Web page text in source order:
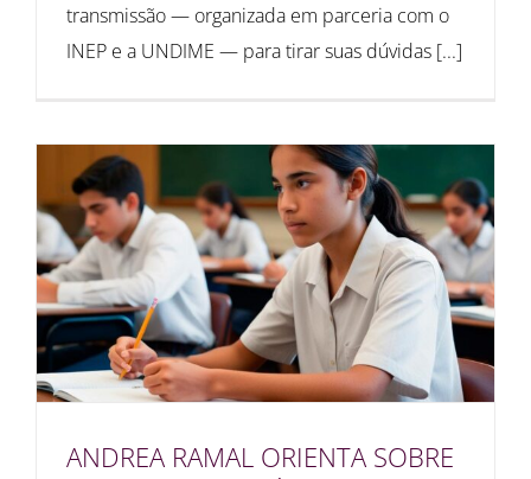
transmissão — organizada em parceria com o
INEP e a UNDIME — para tirar suas dúvidas [...]
ANDREA RAMAL ORIENTA SOBRE